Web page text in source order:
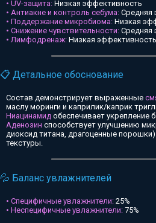
• UV-защита: Низкая эффективность
• Антиакне и контроль себума: Средняя
• Поддержание микробиома: Низкая
• Снижение чувствительности: Средняя
• Лимфодренаж: Низкая эффективность
📋 Детальное обоснование
Состав демонстрирует выраженные
маслу моринги и каприлик/каприк
Ниацинамид обеспечивает укрепление
Аденозин способствует улучшению
диоксид титана, драгоценные
текстуры.
💦 Баланс увлажнителей
• Специфичные увлажнители: 25%
• Неспецифичные увлажнители: 75%